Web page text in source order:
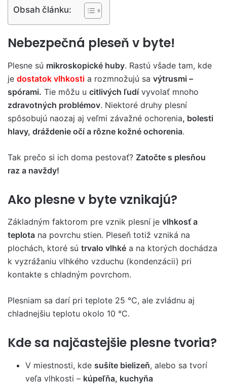
Obsah článku:
Nebezpečná pleseň v byte!
Plesne sú mikroskopické huby. Rastú všade tam, kde
je dostatok vlhkosti a rozmnožujú sa výtrusmi –
spórami. Tie môžu u citlivých ľudívyvolať mnoho
zdravotných problémov. Niektoré druhy plesní
spôsobujú naozaj aj veľmi závažné ochorenia, bolesti
hlavy, dráždenie očí a rôzne kožné ochorenia.
Tak prečo si ich doma pestovať? Zatočte s plesňou
raz a navždy!
Ako plesne v byte vznikajú?
Základným faktorom pre vznik plesní je vlhkosť a
teplota na povrchu stien. Pleseň totiž vzniká na
plochách, ktoré sú trvalo vlhké a na ktorých dochádza
k vyzrážaniu vlhkého vzduchu (kondenzácii) pri
kontakte s chladným povrchom.
Plesniam sa darí pri teplote 25 °C, ale zvládnu aj
chladnejšiu teplotu okolo 10 °C.
Kde sa najčastejšie plesne tvoria?
V miestnosti, kde sušíte bielizeň, alebo sa tvorí
veľa vlhkosti – kúpeľňa, kuchyňa